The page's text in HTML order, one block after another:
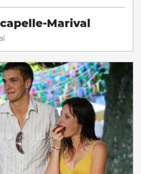
Marival